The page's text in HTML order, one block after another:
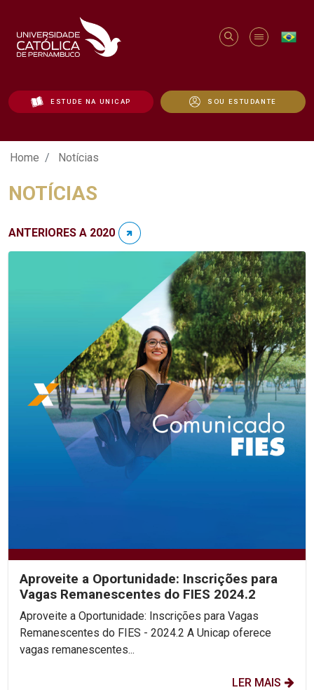
ESTUDE NA UNICAP SOU ESTUDANTE
Notícias - Unicap
Home Notícias
NOTÍCIAS
ANTERIORES A 2020
Aproveite a Oportunidade: Inscrições para
Vagas Remanescentes do FIES 2024.2
Aproveite a Oportunidade: Inscrições para Vagas
Remanescentes do FIES - 2024.2 A Unicap oferece
vagas remanescentes...
LER MAIS